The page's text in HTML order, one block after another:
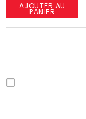
AJOUTER AU
PANIER